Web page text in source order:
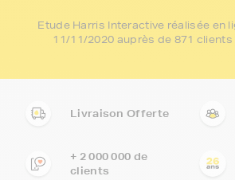
Etude Harris Interactive réalisée en
11/11/2020 auprès de 871
Livraison Offerte
+ 2 000 000 de
clients